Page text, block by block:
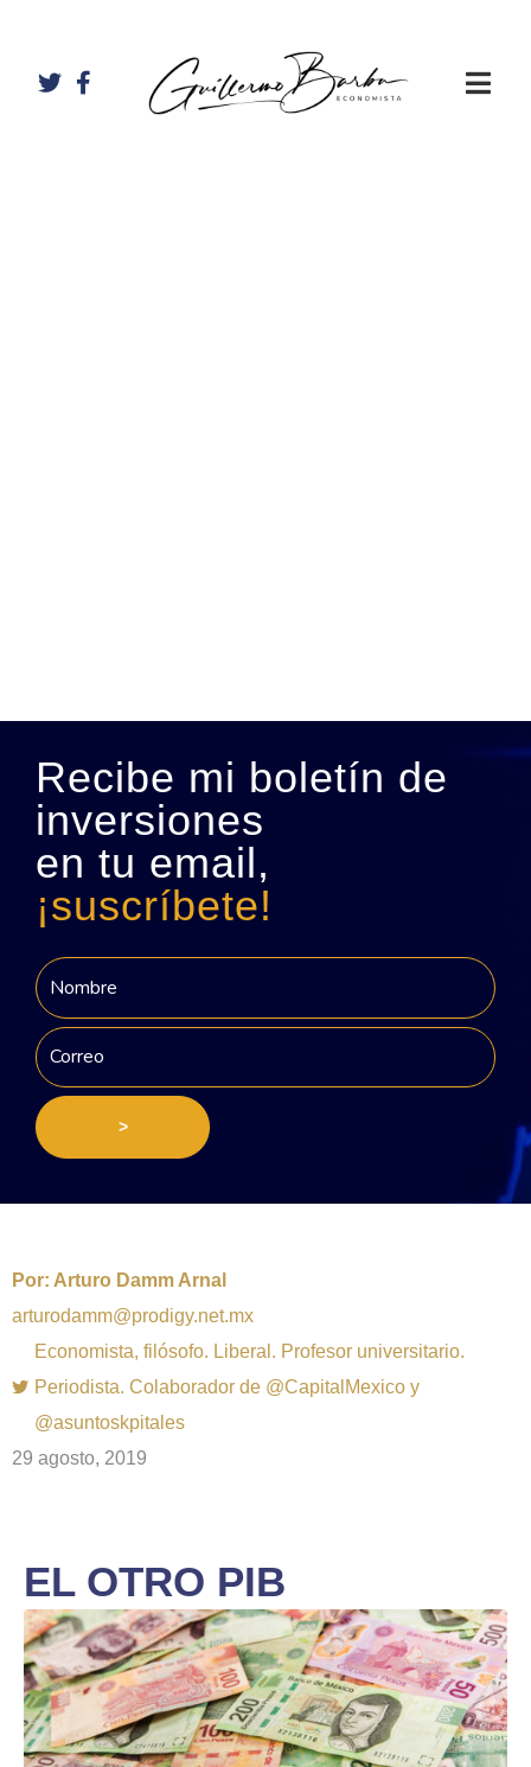
Recibe mi boletín de
inversiones
en tu email,
¡suscríbete!
>
Por: Arturo Damm Arnal
arturodamm@prodigy.net.mx
Economista, filósofo. Liberal. Profesor universitario.
Periodista. Colaborador de @CapitalMexico y
@asuntoskpitales
29 agosto, 2019
EL OTRO PIB